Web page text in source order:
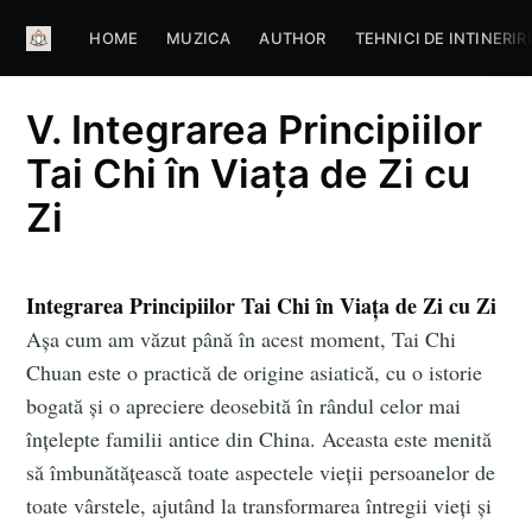
HOME MUZICA AUTHOR TEHNICI DE
V. Integrarea Principiilor
Tai Chi în Viaţa de Zi cu
Zi
Integrarea Principiilor Tai Chi în Viaţa de Zi cu Zi
Așa cum am văzut până în acest moment, Tai Chi
Chuan este o practică de origine asiatică, cu o istorie
bogată și o apreciere deosebită în rândul celor mai
înțelepte familii antice din China. Aceasta este menită
să îmbunătățească toate aspectele vieții persoanelor de
toate vârstele, ajutând la transformarea întregii vieți și